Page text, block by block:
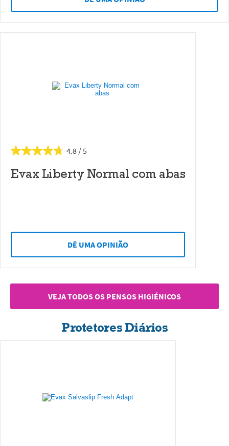
4.8
Evax Liberty Normal com abas
DÊ UMA OPINIÃO
VEJA TODOS OS PENSOS HIGIÉNICOS
Protetores Diários